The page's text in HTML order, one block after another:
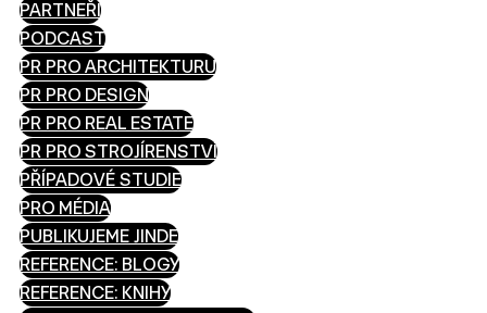
PARTNEŘI
PODCAST
PR PRO ARCHITEKTURU
PR PRO DESIGN
PR PRO REAL ESTATE
PR PRO STROJÍRENSTVÍ
PŘÍPADOVÉ STUDIE
PRO MÉDIA
PUBLIKUJEME JINDE
REFERENCE: BLOGY
REFERENCE: KNIHY